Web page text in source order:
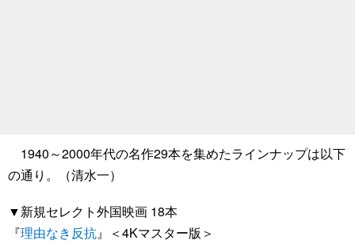
1940～2000年代の名作29本を集めたラインナップは以下
の通り。（清水一）
▼新規セレクト外国映画 18本
『理由なき反抗』＜4Kマスター版＞